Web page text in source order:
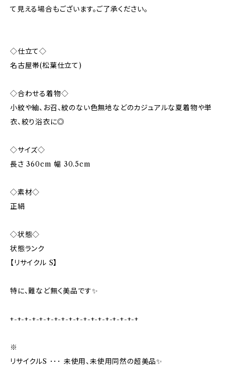
て見える場合もございます。ご了承ください。
◇仕立て◇
名古屋帯(松葉仕立て)
◇合わせる着物◇
小紋や紬、お召、紋のない色無地などのカジュアルな夏着物や単
衣、絞り浴衣に◎
◇サイズ◇
長さ 360cm 幅 30.5cm
◇素材◇
正絹
◇状態◇
状態ランク
【リサイクル S】
特に、難など無く美品です✨️
+-+-+-+-+-+-+-+-+-+-+-+-+-+-+-+-+-+
※
リサイクルS ･･･ 未使用、未使用同然の超美品✨